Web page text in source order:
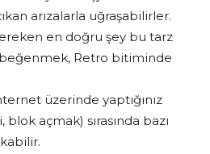
arızalarla uğraşabilirler.
en doğru şey bu tarz
beğenmek, Retro bitiminde
üzerinde yaptığınız
açmak) sırasında bazı